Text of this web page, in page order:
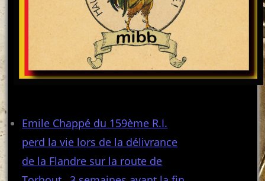
Emile Chappé du 159ème R.I.
perd la vie lors de la délivrance
de la Flandre sur la route de